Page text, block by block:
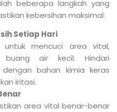
beberapa langkah yang
kebersihan maksimal:
Setiap Hari
untuk mencuci area vital,
air kecil. Hindari
bahan kimia keras
iritasi.
area vital benar-benar